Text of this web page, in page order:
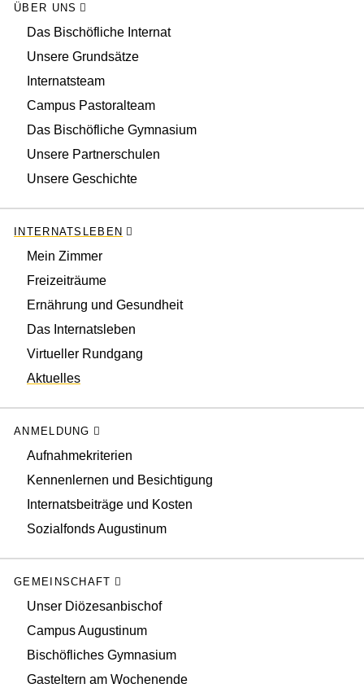
ÜBER UNS
Das Bischöfliche Internat
Unsere Grundsätze
Internatsteam
Campus Pastoralteam
Das Bischöfliche Gymnasium
Unsere Partnerschulen
Unsere Geschichte
INTERNATSLEBEN
Mein Zimmer
Freizeiträume
Ernährung und Gesundheit
Das Internatsleben
Virtueller Rundgang
Aktuelles
ANMELDUNG
Aufnahmekriterien
Kennenlernen und Besichtigung
Internatsbeiträge und Kosten
Sozialfonds Augustinum
GEMEINSCHAFT
Unser Diözesanbischof
Campus Augustinum
Bischöfliches Gymnasium
Gasteltern am Wochenende